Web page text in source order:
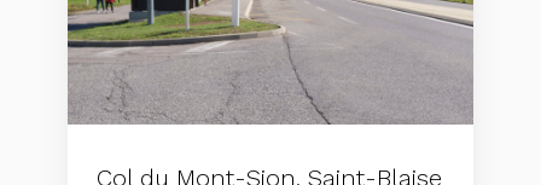
Col du Mont-Sion, Saint-Blaise